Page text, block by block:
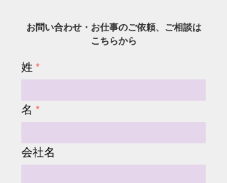
お問い合わせ・お仕事のご依頼、ご相談は
こちらから
姓
名
会社名